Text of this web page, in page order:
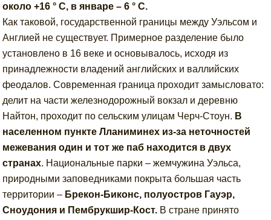
около +16 ° С, в январе – 6 ° С.
Как таковой, государственной границы между Уэльсом и
Англией не существует. Примерное разделение было
установлено в 16 веке и основывалось, исходя из
принадлежности владений английских и валлийских
феодалов. Современная граница проходит замысловато:
делит на части железнодорожный вокзал и деревню
Найтон, проходит по сельским улицам Черч-Стоун. В
населенном пункте Лланиминех из-за неточностей
межевания один и тот же паб находится в двух
странах. Национальные парки – жемчужина Уэльса,
природными заповедниками покрыта большая часть
территории – Брекон-Биконс, полуостров Гауэр,
Сноудония и Пембрукшир-Кост. В стране принято